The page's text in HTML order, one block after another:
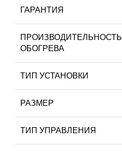
ГАРАНТИЯ
ПРОИЗВОДИТЕЛЬНОСТЬ
ОБОГРЕВА
ТИП УСТАНОВКИ
РАЗМЕР
ТИП УПРАВЛЕНИЯ